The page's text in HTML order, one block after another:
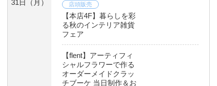
31日 （月） 店頭販売
【本店4F】暮らしを彩
る秋のインテリア雑貨
フェア
【flent】アーティフィ
シャルフラワーで作る
オーダーメイドクラッ
チブーケ 当日制作＆お